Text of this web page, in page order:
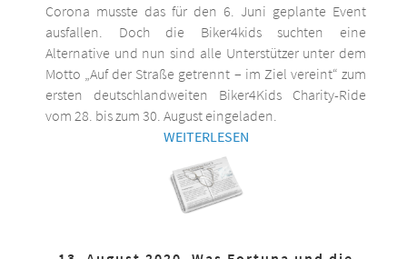
Corona musste das für den 6. Juni geplante Event
ausfallen. Doch die Biker4kids suchten eine
Alternative und nun sind alle Unterstützer unter dem
Motto „Auf der Straße getrennt – im Ziel vereint“ zum
ersten deutschlandweiten Biker4Kids Charity-Ride
vom 28. bis zum 30. August eingeladen.
WEITERLESEN